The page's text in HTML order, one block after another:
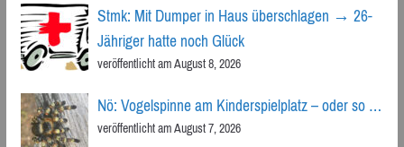
Stmk: Mit Dumper in Haus überschlagen → 26-
Jähriger hatte noch Glück
veröffentlicht am August 8, 2026
Nö: Vogelspinne am Kinderspielplatz – oder so …
veröffentlicht am August 7, 2026